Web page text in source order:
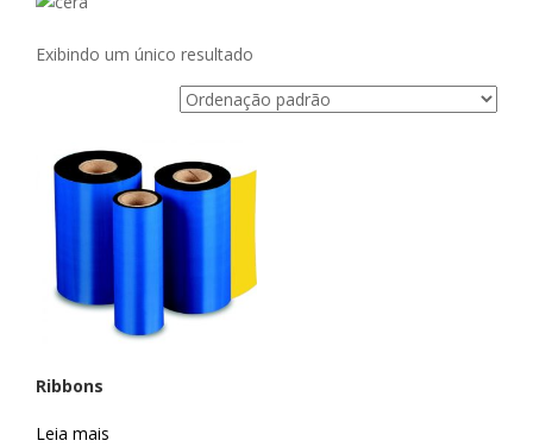
Exibindo um único resultado
Ribbons
Leia mais